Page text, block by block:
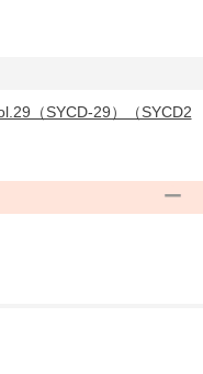
（SYCD-29）（SYCD2